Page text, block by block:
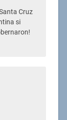
Cruz
si